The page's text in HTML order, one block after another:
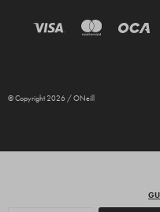
© Copyright 2026 / ONeill